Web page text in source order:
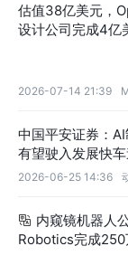
估值38亿美元，
设计公司完成4亿
2026-07-14 21:39
中国平安证券：
有望驶入发展快
2026-06-25 14:36
 内窥镜机器人
Robotics完成